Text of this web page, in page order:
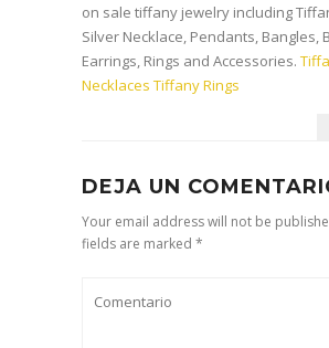
on sale tiffany jewelry including
Silver Necklace, Pendants, Bangles,
Earrings, Rings and Accessories.
Necklaces Tiffany Rings
DEJA UN
Your email address will not be
fields are marked *